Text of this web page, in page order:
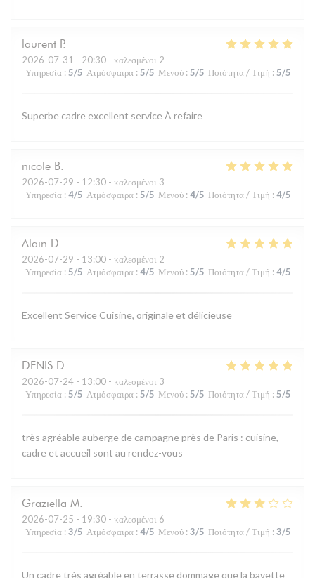
laurent P
2026-07-31 - 20:30 - καλεσμένοι 2
Υπηρεσία : 5/5 Ατμόσφαιρα : 5/5 Μενού : 5/5 Ποιότητα / Τιμή : 5/5
Superbe cadre excellent service À refaire
nicole B
2026-07-29 - 12:30 - καλεσμένοι 3
Υπηρεσία : 4/5 Ατμόσφαιρα : 5/5 Μενού : 4/5 Ποιότητα / Τιμή : 4/5
Alain D
2026-07-29 - 13:00 - καλεσμένοι 2
Υπηρεσία : 5/5 Ατμόσφαιρα : 4/5 Μενού : 5/5 Ποιότητα / Τιμή : 4/5
Excellent Service Cuisine, originale et délicieuse
DENIS D
2026-07-24 - 13:00 - καλεσμένοι 3
Υπηρεσία : 5/5 Ατμόσφαιρα : 5/5 Μενού : 5/5 Ποιότητα / Τιμή : 5/5
très agréable auberge de campagne près de Paris : cuisine,
cadre et accueil sont au rendez-vous
Graziella M
2026-07-25 - 19:30 - καλεσμένοι 6
Υπηρεσία : 3/5 Ατμόσφαιρα : 4/5 Μενού : 3/5 Ποιότητα / Τιμή : 3/5
Un cadre très agréable en terrasse dommage que la bavette